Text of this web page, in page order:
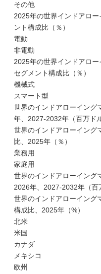
その他
2025年の世界インドアロ
ント構成比（％）
電動
非電動
2025年の世界インドアロ
セグメント構成比（％）
機械式
スマート型
世界のインドアローイング
年、2027-2032年（百万ド
世界のインドアローイング
比、2025年（％）
業務用
家庭用
世界のインドアローイング
2026年、2027-2032年（百
世界のインドアローイング
構成比、2025年（%）
北米
米国
カナダ
メキシコ
欧州